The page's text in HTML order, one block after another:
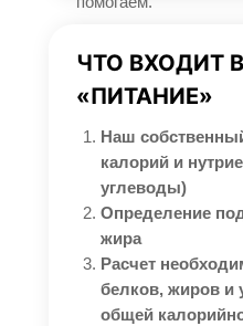
Наш
калорий и
углеводы)
Определение
жира
Расчет
белков, жиров и
общей
ЧТО ВХОДИТ
«ПИТАНИЕ»